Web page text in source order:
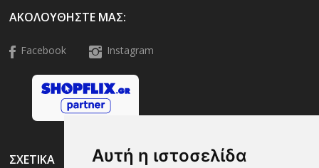
Αυτή η ιστοσελίδα
ΑΚΟΛΟΥΘΉΣΤΕ ΜΑΣ:
Facebook Instagram
ΣΧΕΤΙΚΑ